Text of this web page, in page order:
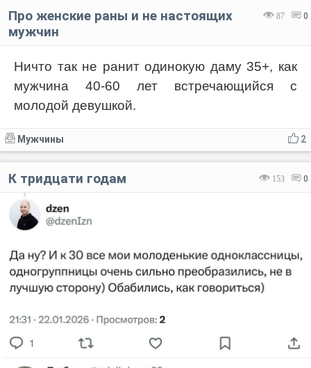
87 0
Про женские раны и не настоящих
мужчин
Ничто так не ранит одинокую даму 35+, как
мужчина 40-60 лет встречающийся с
молодой девушкой.
2
Мужчины
153 0
К тридцати годам